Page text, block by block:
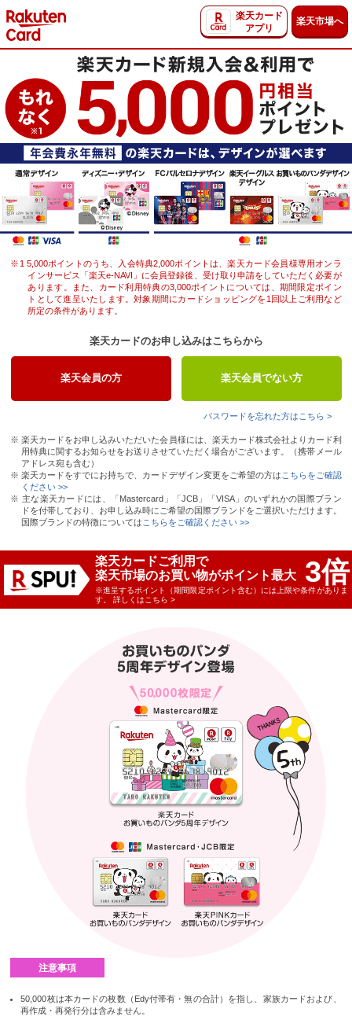
楽天カード
アプリ
楽天市場へ
※1 5,000ポイントのうち、入会特典2,000ポイントは、楽天カード会員様専用オンラ
インサービス「楽天e-NAVI」に会員登録後、受け取り申請をしていただく必要が
あります。また、カード利用特典の3,000ポイントについては、期間限定ポイン
トとして進呈いたします。対象期間にカードショッピングを1回以上ご利用など
所定の条件があります。
楽天カードのお申し込みはこちらから
楽天会員の方 楽天会員でない方
パスワードを忘れた方はこちら >
※ 楽天カードをお申し込みいただいた会員様には、楽天カード株式会社よりカード利
用特典に関するお知らせをお送りさせていただく場合がございます。（携帯メール
アドレス宛も含む）
※ 楽天カードをすでにお持ちで、カードデザイン変更をご希望の方は こちらをご確認
ください >>
※ 主な楽天カードには、「Mastercard」「JCB」「VISA」のいずれかの国際ブラン
ドを付帯しており、お申し込み時にご希望の国際ブランドをご選択いただけます。
国際ブランドの特徴については こちらをご確認ください >>
楽天カードご利用で
楽天市場のお買い物がポイント最大
3倍
※進呈するポイント（期間限定ポイント含む）には上限や条件がありま
す。 詳しくはこちら >
注意事項
50,000枚は本カードの枚数（Edy付帯有・無の合計）を指し、家族カードおよび、
再作成・再発行分は含みません。